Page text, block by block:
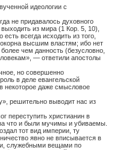
идеологии с
не придавалось духовного
из мира (1 Кор. 5, 10),
всегда исходить из того,
высшим властям; ибо нет
чем данность (безусловно,
— ответили апостолы
но совершенно
в деле евангельской
некоторое даже смысловое
решительно выводит нас из
переступить христианин в
что и были мучимы и убиваемы.
тот вид империи, ту
явно не вписывается в
служебными вещами по